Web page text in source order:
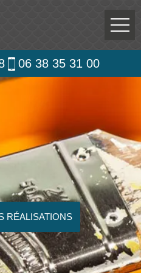
06 38 35 31 00
RÉALISATIONS